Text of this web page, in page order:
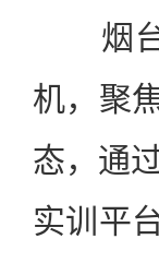
烟台
机，聚
态，通
实训平